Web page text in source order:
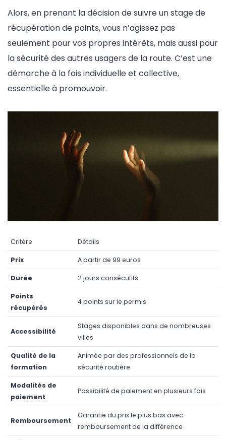
Alors, en prenant la décision de suivre un stage de
récupération de points, vous n’agissez pas
seulement pour vos propres intérêts, mais aussi pour
la sécurité des autres usagers de la route. C’est une
démarche à la fois individuelle et collective,
essentielle à promouvoir.
Critère Détails
Prix A partir de 99 euros
Durée 2 jours consécutifs
Points
récupérés
4 points sur le permis
Accessibilité
Stages disponibles dans de nombreuses
villes
Qualité de la
formation
Animée par des professionnels de la
sécurité routière
Modalités de
paiement
Possibilité de paiement en plusieurs fois
Remboursement
Garantie du prix le plus bas avec
remboursement de la différence